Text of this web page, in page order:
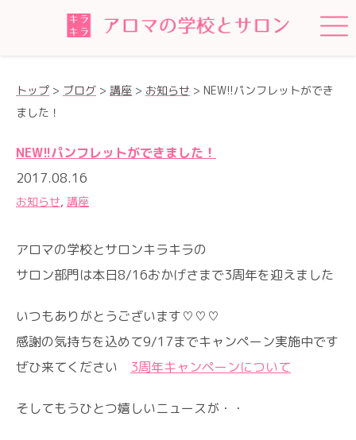
トップ > ブログ > 講座 > お知らせ > NEW!!パンフレットができ
ました！
NEW!!パンフレットができました！
2017.08.16
お知らせ, 講座
アロマの学校とサロンキラキラの
サロン部門は本日8/16おかげさまで3周年を迎えました
いつもありがとうございます♡♡♡
感謝の気持ちを込めて9/17までキャンペーン実施中です
ぜひ来てください 3周年キャンペーンについて
そしてもうひとつ嬉しいニュースが・・